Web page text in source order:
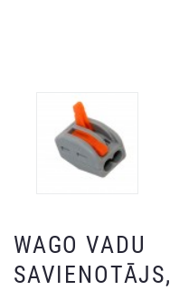
WAGO VADU
SAVIENOTĀJS,